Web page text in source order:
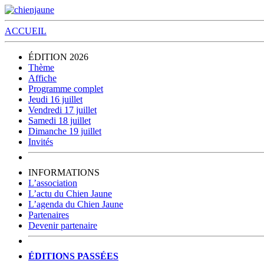
ACCUEIL
ÉDITION 2026
Thème
Affiche
Programme complet
Jeudi 16 juillet
Vendredi 17 juillet
Samedi 18 juillet
Dimanche 19 juillet
Invités
INFORMATIONS
L’association
L’actu du Chien Jaune
L’agenda du Chien Jaune
Partenaires
Devenir partenaire
ÉDITIONS PASSÉES